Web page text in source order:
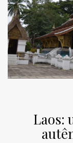
Laos: